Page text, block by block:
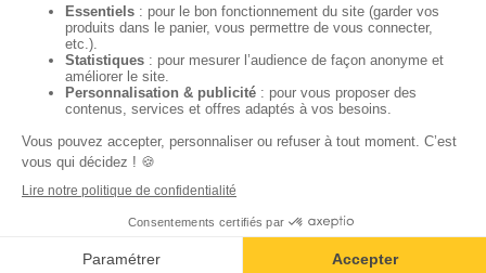
Mentions Légales
Données personnelles
Codes promo Le Roi du Matelas
Copyright © 2022. All rights reserved.